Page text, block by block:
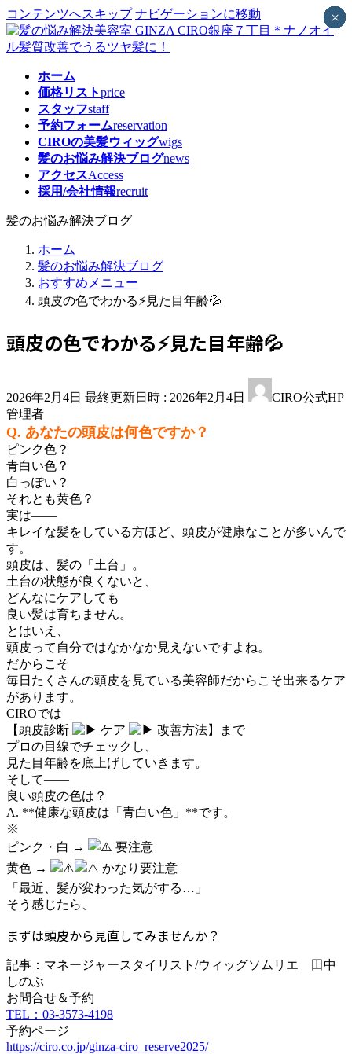
コンテンツへスキップ ナビゲーションに移動
ホーム
価格リストprice
スタッフstaff
予約フォームreservation
CIROの美髪ウィッグwigs
髪のお悩み解決ブログnews
アクセスAccess
採用/会社情報recruit
髪のお悩み解決ブログ
ホーム
髪のお悩み解決ブログ
おすすめメニュー
頭皮の色でわかる⚡見た目年齢💦
頭皮の色でわかる⚡見た目年齢💦
2026年2月4日 最終更新日時 : 2026年2月4日
CIRO公式HP
管理者
Q. あなたの頭皮は何色ですか？
ピンク色？
青白い色？
白っぽい？
それとも黄色？
実は――
キレイな髪をしている方ほど、頭皮が健康なことが多いんで
す。
頭皮は、髪の「土台」。
土台の状態が良くないと、
どんなにケアしても
良い髪は育ちません。
とはいえ、
頭皮って自分ではなかなか見えないですよね。
だからこそ
毎日たくさんの頭皮を見ている美容師だからこそ出来るケア
があります。
CIROでは
【頭皮診断
ケア
改善方法】まで
プロの目線でチェックし、
見た目年齢を底上げしていきます。
そして――
良い頭皮の色は？
A. **健康な頭皮は「青白い色」**です。
※
ピンク・白 →
要注意
黄色 →
かなり要注意
「最近、髪が変わった気がする…」
そう感じたら、
まずは頭皮から見直してみませんか？
記事：マネージャースタイリスト/ウィッグソムリエ 田中
しのぶ
お問合せ＆予約
TEL：03-3573-4198
予約ページ
https://ciro.co.jp/ginza-ciro_reserve2025/
×
×
×
×
×
×
×
×
×
×
×
×